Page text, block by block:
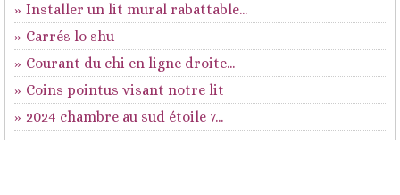
Installer un lit mural rabattable...
Carrés lo shu
Courant du chi en ligne droite...
Coins pointus visant notre lit
2024 chambre au sud étoile 7...